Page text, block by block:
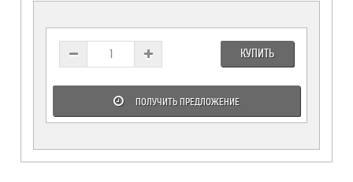
КУПИТЬ
ПОЛУЧИТЬ ПРЕДЛОЖЕНИЕ